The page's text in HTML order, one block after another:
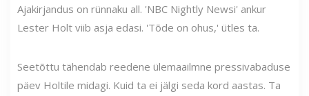
Ajakirjandus on rünnaku all. 'NBC Nightly Newsi' ankur
Lester Holt viib asja edasi. 'Tõde on ohus,' ütles ta.
Seetõttu tähendab reedene ülemaailmne pressivabaduse
päev Holtile midagi. Kuid ta ei jälgi seda kord aastas. Ta